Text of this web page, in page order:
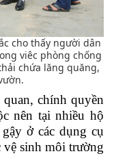
cho thấy người dân
viêc phòng chống
chứa lăng quăng,
chính quyền
nên tại nhiều hộ
ở các dụng cụ
vệ sinh môi trường